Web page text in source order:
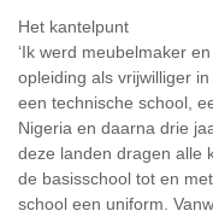
Het kantelpunt
‘Ik werd meubelmaker
opleiding als vrijwilliger
een technische school,
Nigeria en daarna drie
deze landen dragen alle
de basisschool tot en
school een uniform.